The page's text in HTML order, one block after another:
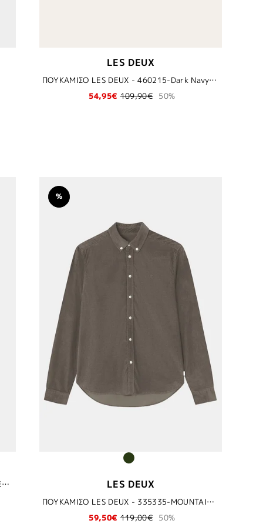
LES DEUX
ΠΟΥΚΑΜΙΣΟ LES DEUX - 460215-Dark Navy/Ivory
54,95€ 109,90€ 50%
ΠΑΝΤΕΛΟΝΙ LES DEUX - 102102 BLACK MELANGE LES DEUX
ΠΟΥΚΑΜΙΣΟ LES DEUX - 335335-MOUNTAIN GREY
59,50€ 119,00€ 50%
%